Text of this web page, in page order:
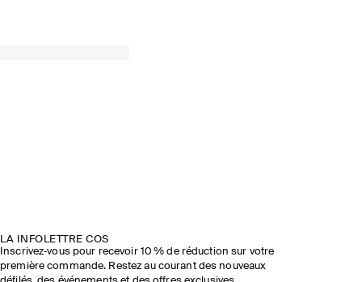
LA INFOLETTRE COS
Inscrivez‑vous pour recevoir 10 % de réduction sur votre
première commande. Restez au courant des nouveaux